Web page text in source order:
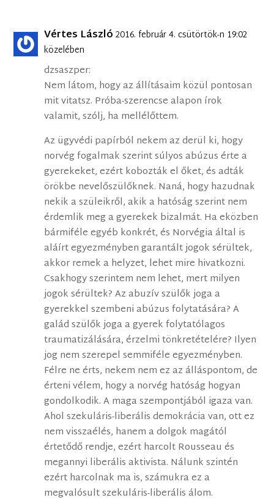
Vértes László 2016. február 4. csütörtök-n 19:02
közelében
dzsaszper:
Nem látom, hogy az állításaim közül pontosan
mit vitatsz. Próba-szerencse alapon írok
valamit, szólj, ha mellélőttem.
Az ügyvédi papírból nekem az derül ki, hogy
norvég fogalmak szerint súlyos abúzus érte a
gyerekeket, ezért kobozták el őket, és adták
örökbe nevelőszülőknek. Naná, hogy hazudnak
nekik a szüleikről, akik a hatóság szerint nem
érdemlik meg a gyerekek bizalmát. Ha eközben
bármiféle egyéb konkrét, és Norvégia által is
aláírt egyezményben garantált jogok sérültek,
akkor remek a helyzet, lehet mire hivatkozni.
Csakhogy szerintem nem lehet, mert milyen
jogok sérültek? Az abuzív szülők joga a
gyerekkel szembeni abúzus folytatására? A
galád szülők joga a gyerek folytatólagos
traumatizálására, érzelmi tönkretételére? Ilyen
jog nem szerepel semmiféle egyezményben.
Félre ne érts, nekem nem ez az álláspontom, de
érteni vélem, hogy a norvég hatóság hogyan
gondolkodik. A maga szempontjából igaza van.
Ahol szekuláris-liberális demokrácia van, ott ez
nem visszaélés, hanem a dolgok magától
értetődő rendje, ezért harcolt Rousseau és
megannyi liberális aktivista. Nálunk szintén
ezért harcolnak ma is, számukra ez a
megvalósult szekuláris-liberális álom.